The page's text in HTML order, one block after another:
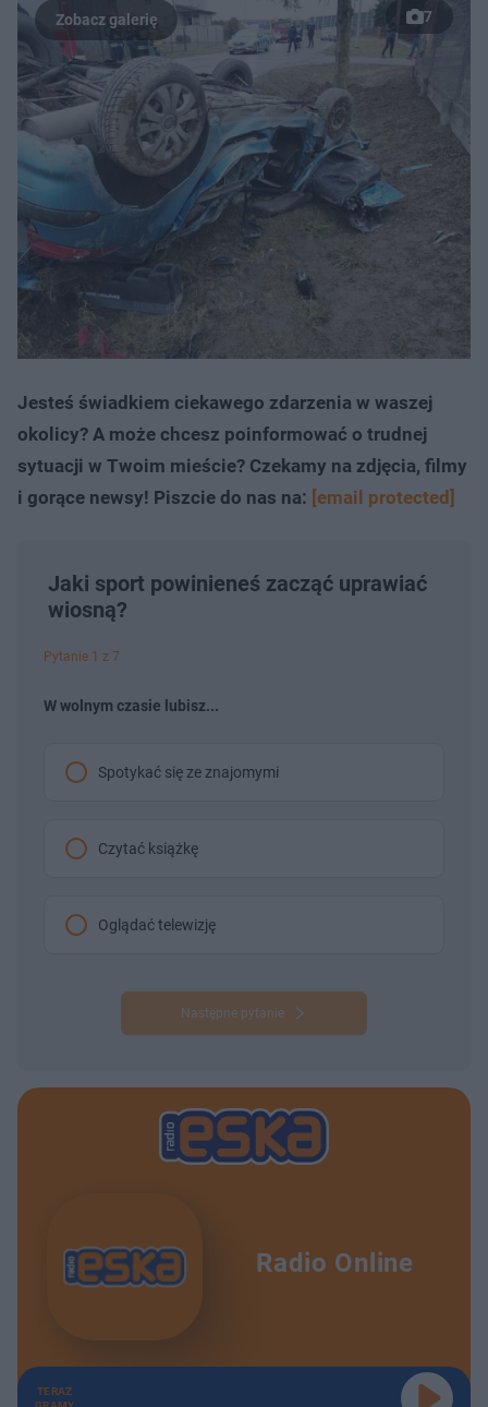
7
Jesteś świadkiem ciekawego zdarzenia w waszej
okolicy? A może chcesz poinformować o trudnej
sytuacji w Twoim mieście? Czekamy na zdjęcia, filmy
i gorące newsy! Piszcie do nas na: [email protected]
Jaki sport powinieneś zacząć uprawiać
wiosną?
Pytanie 1 z 7
W wolnym czasie lubisz...
Spotykać się ze znajomymi
Czytać książkę
Oglądać telewizję
Następne pytanie
Radio Online
TERAZ